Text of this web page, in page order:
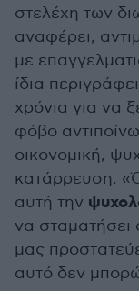
στελέχη των
αναφέρει,
με
ίδια
χρόνια για να
φόβο
οικονομική,
κατάρρευση.
αυτή την
να
μας
αυτό δεν